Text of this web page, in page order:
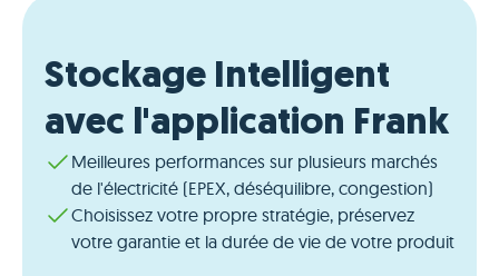
Stockage Intelligent
avec l'application Frank
Meilleures performances sur plusieurs marchés
de l'électricité (EPEX, déséquilibre, congestion)
Choisissez votre propre stratégie, préservez
votre garantie et la durée de vie de votre produit